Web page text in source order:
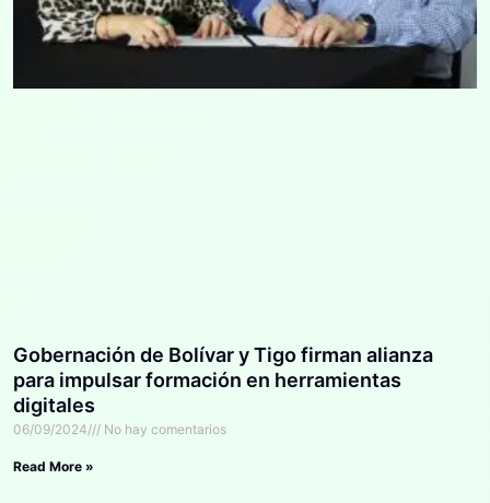
Gobernación de Bolívar y Tigo firman alianza
para impulsar formación en herramientas
digitales
06/09/2024 No hay comentarios
Read More »